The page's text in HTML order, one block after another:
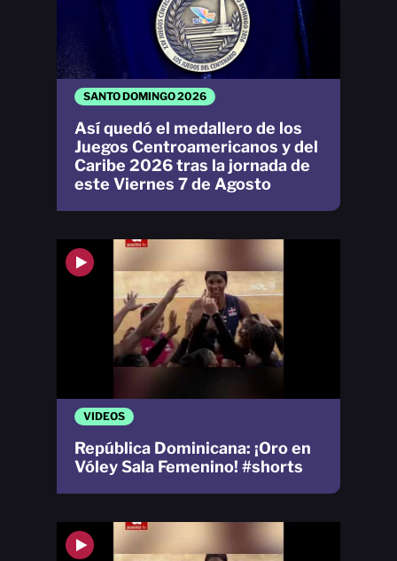
VIDEOS
República Dominicana: ¡Oro en
Vóley Sala Femenino! #shorts
SANTO DOMINGO 2026
Así quedó el medallero de los
Juegos Centroamericanos y del
Caribe 2026 tras la jornada de
este Viernes 7 de Agosto